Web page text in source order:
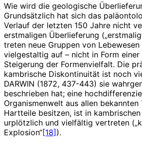
Wie wird die geologische
Grundsätzlich hat sich das
Verlauf der letzten 150 Jahre nicht
erstmaligen Überlieferung
treten neue Gruppen von
vielgestaltig auf – nicht in Form einer
Steigerung der Formenvielfalt. Die
kambrische Diskontinuität ist noch
DARWIN (1872, 437-443) sie
beschrieben hat; eine
Organismenwelt aus allen bekannten
Hartteile besitzen, ist in
urplötzlich und vielfältig vertreten
Explosion“[18]).